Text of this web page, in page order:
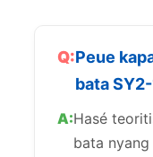
Peue
bata
Hasé
bata